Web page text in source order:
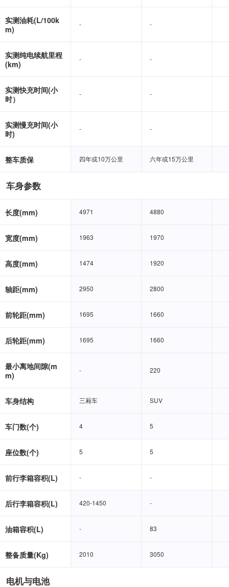
实测油耗(L/100k
m)
- -
实测纯电续航里程
(km)
- -
实测快充时间(小
时）
- -
实测慢充时间(小
时)
- -
整车质保 四年或10万公里 六年或15万公里
车身参数
长度(mm) 4971 4880
宽度(mm) 1963 1970
高度(mm) 1474 1920
轴距(mm) 2950 2800
前轮距(mm) 1695 1660
后轮距(mm) 1695 1660
最小离地间隙(m
m)
- 220
车身结构 三厢车 SUV
车门数(个) 4 5
座位数(个) 5 5
前行李箱容积(L) - -
后行李箱容积(L) 420-1450 -
油箱容积(L) - 83
整备质量(Kg) 2010 3050
电机与电池
- -
- -
- -
- -
四年或10万公里 六年或15万公里
4971 4880
1963 1970
1474 1920
2950 2800
1695 1660
1695 1660
- 220
三厢车 SUV
4 5
5 5
- -
420-1450 -
- 83
2010 3050